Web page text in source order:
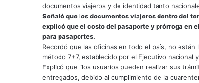
documentos viajeros y de identidad tanto
Señaló que los documentos viajeros dentro del
explicó que el costo del pasaporte y prórroga en
para pasaportes.
Recordó que las oficinas en todo el país, no
método 7+7, establecido por el Ejecutivo nacional
Explicó que “los usuarios pueden realizar sus
entregados, debido al cumplimiento de la